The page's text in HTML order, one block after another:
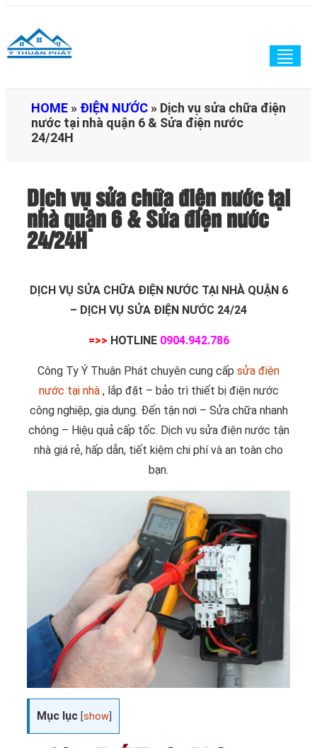
HOME » ĐIỆN NƯỚC » Dịch vụ sửa chữa điện
nước tại nhà quận 6 & Sửa điện nước
24/24H
Dịch vụ sửa chữa điện nước tại
nhà quận 6 & Sửa điện nước
24/24H
DỊCH VỤ SỬA CHỮA ĐIỆN NƯỚC TẠI NHÀ QUẬN 6
– DỊCH VỤ SỬA ĐIỆN NƯỚC 24/24
=>> HOTLINE 0904.942.786
Công Ty Ý Thuận Phát chuyên cung cấp sửa điện
nước tại nhà, lắp đặt – bảo trì thiết bị điện nước
công nghiệp, gia dụng. Đến tận nơi – Sửa chữa nhanh
chóng – Hiệu quả cấp tốc. Dịch vụ sửa điện nước tận
nhà giá rẻ, hấp dẫn, tiết kiệm chi phí và an toàn cho
bạn.
Mục lục [show